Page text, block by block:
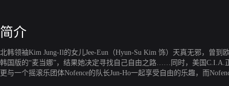
简介
北韩领袖Kim Jung-Il的女儿Jee-Eun（Hyun-Su Kim 饰）天真无邪，曾
韩国版的“麦当娜”，结果她决定寻找自己自由之路……同时，美国C.I.A.
更与一个摇滚乐团体Nofence的队长Jun-Ho一起享受自由的乐趣，而